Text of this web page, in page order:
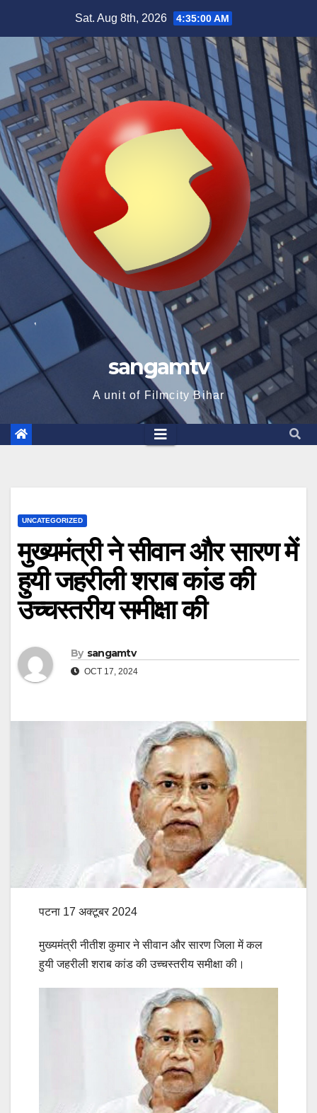
content
Sat. Aug 8th, 2026 4:35:01 AM
sangamtv
A unit of Filmcity Bihar
UNCATEGORIZED
मुख्यमंत्री ने सीवान और सारण में
हुयी जहरीली शराब कांड की
उच्चस्तरीय समीक्षा की
By sangamtv
OCT 17, 2024
पटना 17 अक्टूबर 2024
मुख्यमंत्री नीतीश कुमार ने सीवान और सारण जिला में कल
हुयी जहरीली शराब कांड की उच्चस्तरीय समीक्षा की।